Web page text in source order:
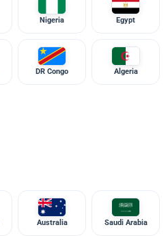
Nigeria Egypt
DR Congo Algeria
Australia Saudi Arabia